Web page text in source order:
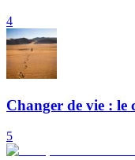
4
Changer de vie : le
5